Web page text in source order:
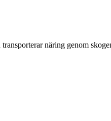
näring genom